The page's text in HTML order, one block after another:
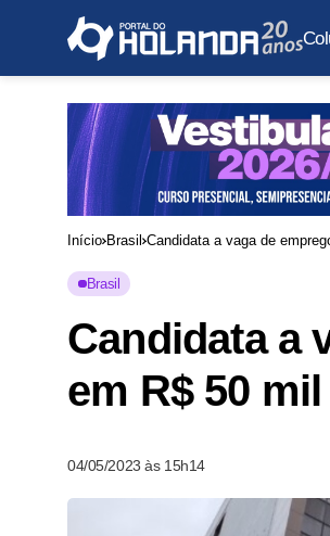
Início Brasil Candidata a vaga de
Brasil
Candidata a
em R$ 50
04/05/2023 às 15h14